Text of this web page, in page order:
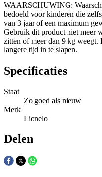
WAARSCHUWING:
bedoeld voor kinderen die
van 3 jaar of een maximum
Gebruik dit product niet meer
zitten of meer dan 9 kg
langere tijd in te slapen.
Specificaties
Staat
Zo goed als nieuw
Merk
Lionelo
Delen